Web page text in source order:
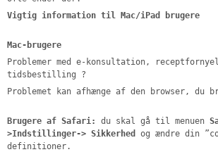
Vigtig information til Mac/iPad brugere
Mac-brugere
Problemer med e-konsultation,
tidsbestilling ?
Problemet kan afhænge af den browser, du
Brugere af Safari: du skal gå til menuen
>Indstillinger-> Sikkerhed
og ændre din
definitioner.